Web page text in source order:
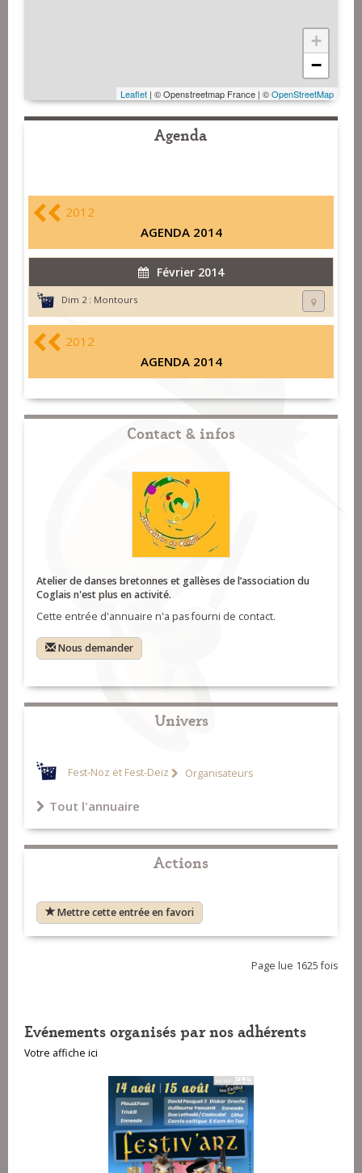
+
−
Leaflet | © Openstreetmap France | ©OpenStreetMap
Agenda
2012
AGENDA 2014
Février 2014
Dim 2 : Montours
2012
AGENDA 2014
Contact & infos
Atelier de danses bretonnes et gallèses de l’association du
Coglais n'est plus en activité.
Cette entrée d'annuaire n'a pas fourni de contact.
Nous demander
Univers
Fest-Noz et Fest-Deiz Organisateurs
Tout l'annuaire
Actions
Mettre cette entrée en favori
Page lue 1625 fois
Evénements organisés par nos adhérents
Votre affiche ici